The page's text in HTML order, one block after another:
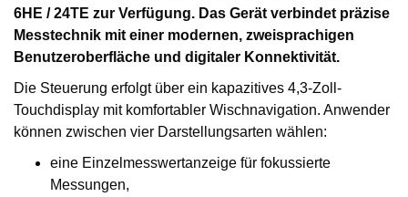
6HE / 24TE zur Verfügung. Das Gerät verbindet präzise
Messtechnik mit einer modernen, zweisprachigen
Benutzeroberfläche und digitaler Konnektivität.
Die Steuerung erfolgt über ein kapazitives 4,3-Zoll-
Touchdisplay mit komfortabler Wischnavigation. Anwender
können zwischen vier Darstellungsarten wählen:
eine Einzelmesswertanzeige für fokussierte
Messungen,